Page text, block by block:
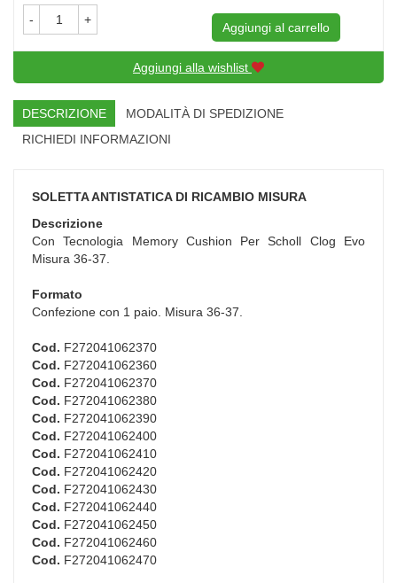
- +
Aggiungi al carrello
Aggiungi alla wishlist
DESCRIZIONE
MODALITÀ DI SPEDIZIONE
RICHIEDI INFORMAZIONI
SOLETTA ANTISTATICA DI RICAMBIO MISURA
Descrizione
Con Tecnologia Memory Cushion Per Scholl Clog Evo
Misura 36-37.
Formato
Confezione con 1 paio. Misura 36-37.
Cod. F272041062370
Cod. F272041062360
Cod. F272041062370
Cod. F272041062380
Cod. F272041062390
Cod. F272041062400
Cod. F272041062410
Cod. F272041062420
Cod. F272041062430
Cod. F272041062440
Cod. F272041062450
Cod. F272041062460
Cod. F272041062470